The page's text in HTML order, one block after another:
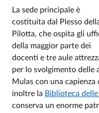
La sede principale è
costituita dal Plesso
Pilotta, che ospita gli
della maggior parte dei
docenti e tre aule
per lo svolgimento delle
Mulas con una
inoltre la Biblioteca
conserva un enorme